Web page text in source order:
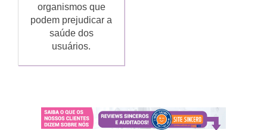
organismos que
podem prejudicar a
saúde dos
usuários.